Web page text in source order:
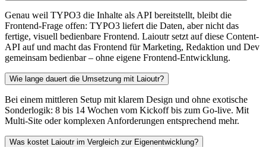
Genau weil TYPO3 die Inhalte als API bereitstellt, bleibt die
Frontend-Frage offen: TYPO3 liefert die Daten, aber nicht das
fertige, visuell bedienbare Frontend. Laioutr setzt auf diese Content-
API auf und macht das Frontend für Marketing, Redaktion und Dev
gemeinsam bedienbar – ohne eigene Frontend-Entwicklung.
Wie lange dauert die Umsetzung mit Laioutr?
Bei einem mittleren Setup mit klarem Design und ohne exotische
Sonderlogik: 8 bis 14 Wochen vom Kickoff bis zum Go-live. Mit
Multi-Site oder komplexen Anforderungen entsprechend mehr.
Was kostet Laioutr im Vergleich zur Eigenentwicklung?